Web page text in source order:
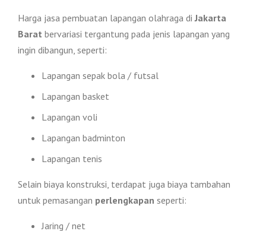
Harga jasa pembuatan lapangan olahraga diJakarta
Barat bervariasi tergantung pada jenis lapangan yang
ingin dibangun, seperti:
Lapangan sepak bola / futsal
Lapangan basket
Lapangan voli
Lapangan badminton
Lapangan tenis
Selain biaya konstruksi, terdapat juga biaya tambahan
untuk pemasangan perlengkapan seperti:
Jaring / net